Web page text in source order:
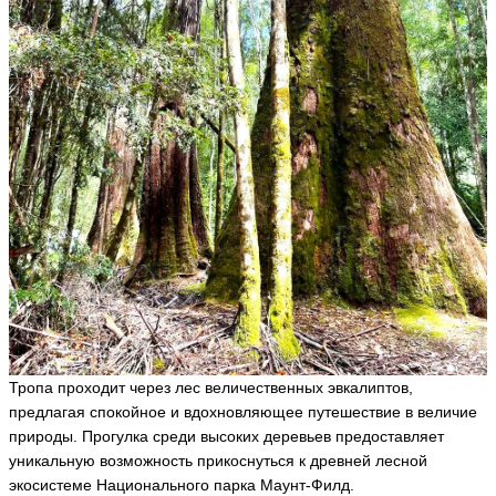
Тропа проходит через лес величественных эвкалиптов,
предлагая спокойное и вдохновляющее путешествие в величие
природы. Прогулка среди высоких деревьев предоставляет
уникальную возможность прикоснуться к древней лесной
экосистеме Национального парка Маунт-Филд.